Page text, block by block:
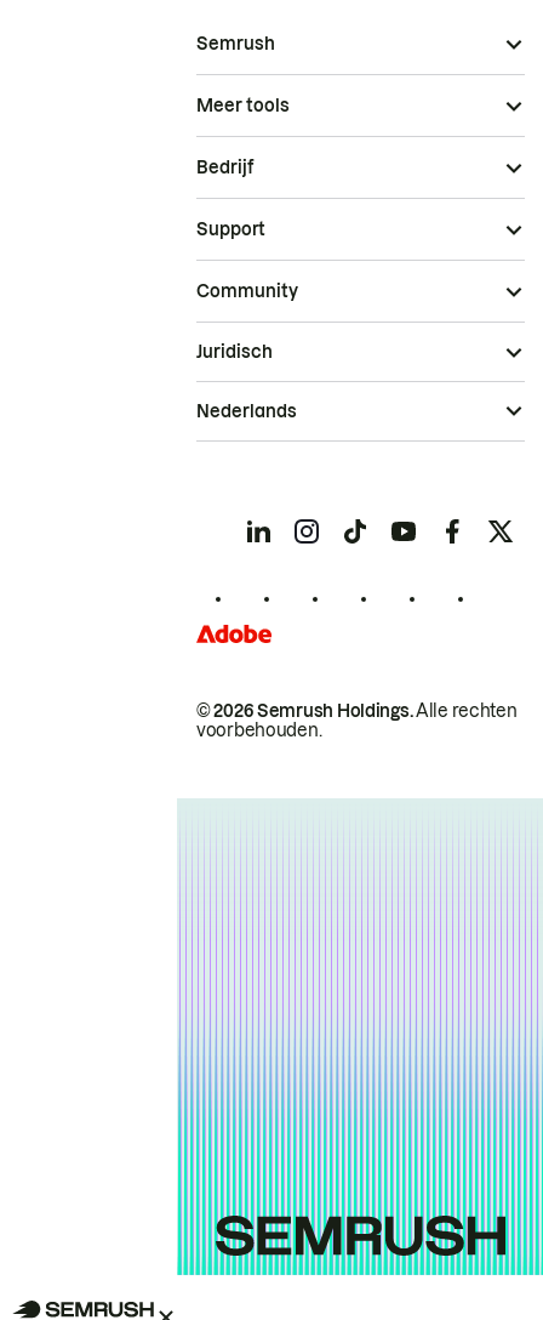
Semrush
Meer tools
Bedrijf
Support
Community
© 2026 Semrush Holdings.Alle rechten
voorbehouden.
Juridisch
Nederlands